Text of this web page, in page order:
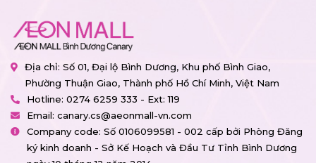
Địa chỉ: Số 01, Đại lộ Bình Dương, Khu phố Bình Giao,
Phường Thuận Giao, Thành phố Hồ Chí Minh, Việt Nam
Hotline: 0274 6259 333 - Ext: 119
Email: canary.cs@aeonmall-vn.com
Company code: Số 0106099581 - 002 cấp bởi Phòng Đăng
ký kinh doanh - Sở Kế Hoạch và Đầu Tư Tỉnh Bình Dương